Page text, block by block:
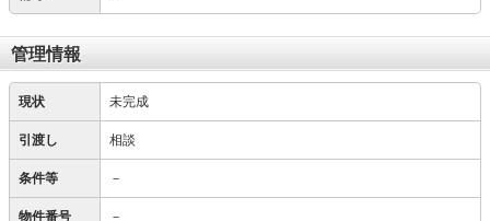
管理情報
現状 未完成
引渡し 相談
条件等 －
物件番号 －